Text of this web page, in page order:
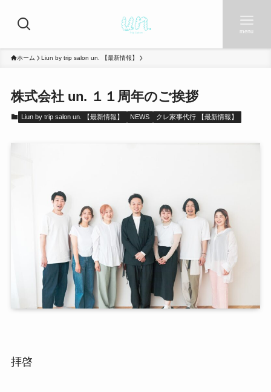
menu
ホーム Liun by trip salon un. 【最新情報】
株式会社 un. １１周年のご挨拶
Liun by trip salon un. 【最新情報】 NEWS クレ家事代行 【最新情報】
拝啓